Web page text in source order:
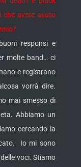
che avete avuto
responsi e
molte band… ci
e registrano
vorrà dire.
mai smesso di
Abbiamo un
cercando la
Io mi sono
voci. Stiamo